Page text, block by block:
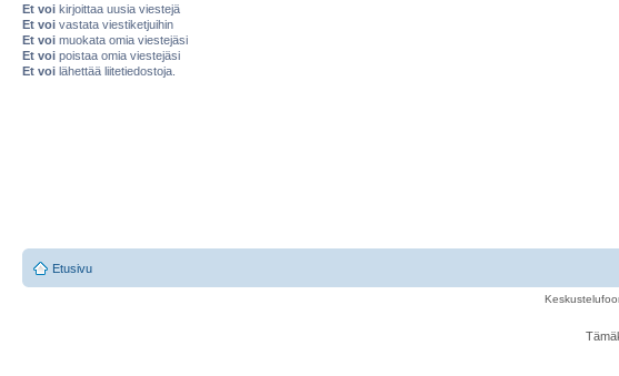
Et voi kirjoittaa uusia viestejä
Et voi vastata viestiketjuihin
Et voi muokata omia viestejäsi
Et voi poistaa omia viestejäsi
Et voi lähettää liitetiedostoja.
Etusivu